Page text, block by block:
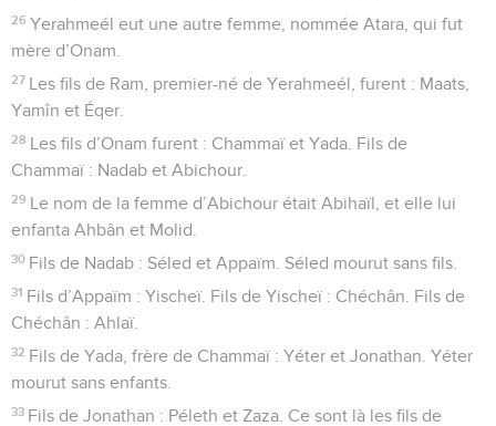
26 Yerahmeél eut une autre femme, nommée Atara, qui fut
mère d’Onam.
27 Les fils de Ram, premier-né de Yerahmeél, furent : Maats,
Yamîn et Éqer.
28 Les fils d’Onam furent : Chammaï et Yada. Fils de
Chammaï : Nadab et Abichour.
29 Le nom de la femme d’Abichour était Abihaïl, et elle lui
enfanta Ahbân et Molid.
30 Fils de Nadab : Séled et Appaïm. Séled mourut sans fils.
31 Fils d’Appaïm : Yischeï. Fils de Yischeï : Chéchân. Fils de
Chéchân : Ahlaï.
32 Fils de Yada, frère de Chammaï : Yéter et Jonathan. Yéter
mourut sans enfants.
33 Fils de Jonathan : Péleth et Zaza. Ce sont là les fils de